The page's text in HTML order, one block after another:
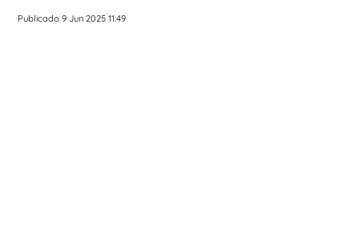
Publicado 9 Jun 2025 11:49